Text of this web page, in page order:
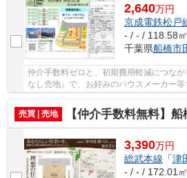
2,640万円
京成電鉄松戸
- / - / 118.58㎡
千葉県船橋市
仲介手数料ゼロと、初期費用軽減につな
なし売地』で、お好みのハウスメーカー
売買 | 売地
【仲介手数料無料】船橋市田喜
3,390万円
総武本線 「津
- / - / 172.01㎡